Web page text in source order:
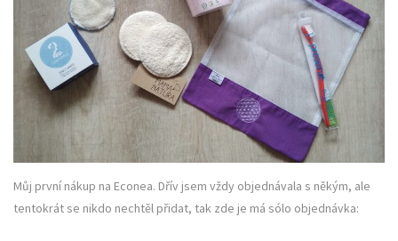
Můj první nákup na Econea. Dřív jsem vždy objednávala s někým, ale
tentokrát se nikdo nechtěl přidat, tak zde je má sólo objednávka: